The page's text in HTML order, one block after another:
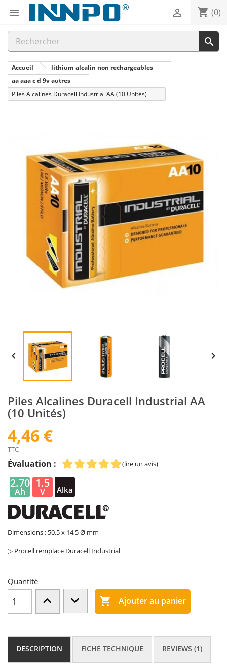
 shopping_cart (0)


Accueil
lithium alcalin non rechargeables
aa aaa c d 9v autres
Piles Alcalines Duracell Industrial AA (10 Unités)
 
Piles Alcalines Duracell Industrial AA
(10 Unités)
4,46 €
TTC
Évaluation : (lire un avis)
2.70
Ah
1.5
V
Alka
line
Dimensions : 50,5 x 14,5 Ø mm
▷ Procell remplace Duracell Industrial
Quantité
 Ajouter au panier
DESCRIPTION FICHE TECHNIQUE REVIEWS (1)